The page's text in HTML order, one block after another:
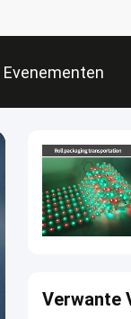
Evenementen
Verwante